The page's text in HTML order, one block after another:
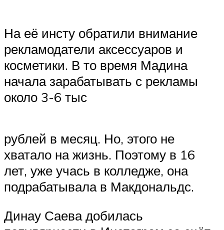
На её инсту обратили внимание
рекламодатели аксессуаров и
косметики. В то время Мадина
начала зарабатывать с рекламы
около 3-6 тыс
рублей в месяц. Но, этого не
хватало на жизнь. Поэтому в 16
лет, уже учась в колледже, она
подрабатывала в Макдональдс.
Динау Саева добилась